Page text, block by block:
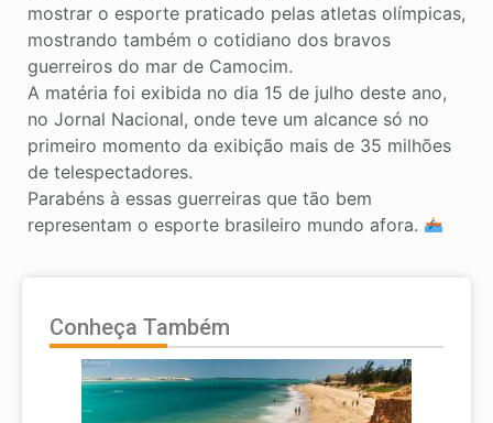
mostrar o esporte praticado pelas atletas olímpicas,
mostrando também o cotidiano dos bravos
guerreiros do mar de Camocim.
A matéria foi exibida no dia 15 de julho deste ano,
no Jornal Nacional, onde teve um alcance só no
primeiro momento da exibição mais de 35 milhões
de telespectadores.
Parabéns à essas guerreiras que tão bem
representam o esporte brasileiro mundo afora.
Conheça Também